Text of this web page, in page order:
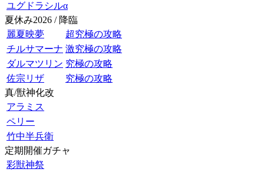
ユグドラシルα
夏休み2026 / 降臨
麗夏映夢
超究極の攻略
チルサマーナ 激究極の攻略
ダルマツリン 究極の攻略
佐宗リザ
究極の攻略
真/獣神化改
アラミス
ペリー
竹中半兵衛
定期開催ガチャ
彩獣神祭